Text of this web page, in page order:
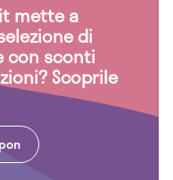
mette a
di
con sconti
Scoprile